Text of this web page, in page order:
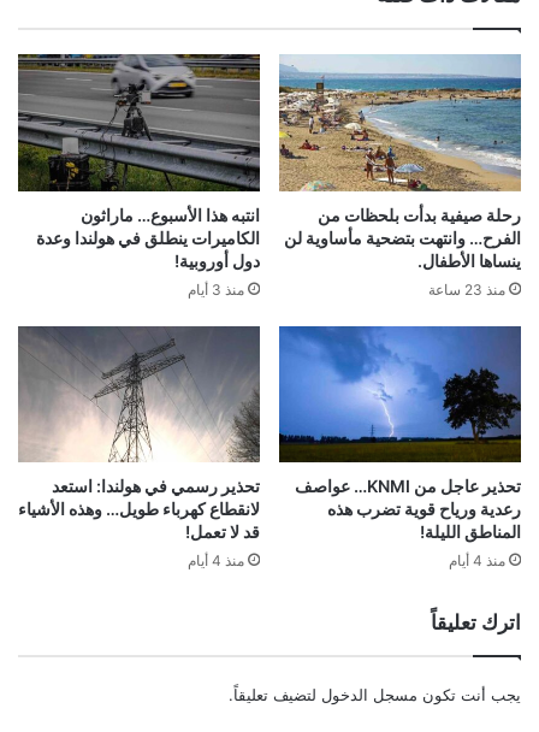
رحلة صيفية بدأت بلحظات من
الفرح… وانتهت بتضحية مأساوية لن
ينساها الأطفال.
منذ 23 ساعة
انتبه هذا الأسبوع… ماراثون
الكاميرات ينطلق في هولندا وعدة
دول أوروبية!
منذ 3 أيام
تحذير عاجل من KNMI… عواصف
رعدية ورياح قوية تضرب هذه
المناطق الليلة!
منذ 4 أيام
تحذير رسمي في هولندا: استعد
لانقطاع كهرباء طويل… وهذه الأشياء
قد لا تعمل!
منذ 4 أيام
اترك تعليقاً
يجب أنت تكون مسجل الدخول لتضيف تعليقاً.